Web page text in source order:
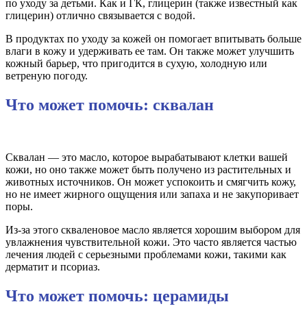
по уходу за детьми. Как и ГК, глицерин (также известный как
глицерин) отлично связывается с водой.
В продуктах по уходу за кожей он помогает впитывать больше
влаги в кожу и удерживать ее там. Он также может улучшить
кожный барьер, что пригодится в сухую, холодную или
ветреную погоду.
Что может помочь: сквалан
Сквалан — это масло, которое вырабатывают клетки вашей
кожи, но оно также может быть получено из растительных и
животных источников. Он может успокоить и смягчить кожу,
но не имеет жирного ощущения или запаха и не закупоривает
поры.
Из-за этого скваленовое масло является хорошим выбором для
увлажнения чувствительной кожи. Это часто является частью
лечения людей с серьезными проблемами кожи, такими как
дерматит и псориаз.
Что может помочь: церамиды